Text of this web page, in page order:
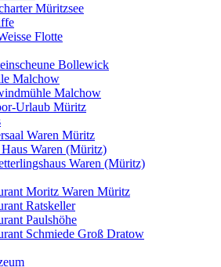
Müritzsee
Flotte
Bollewick
Malchow
Malchow
Urlaub Müritz
Waren Müritz
Haus Waren (Müritz)
Waren (Müritz)
Moritz Waren Müritz
Ratskeller
Paulshöhe
Schmiede Groß Dratow